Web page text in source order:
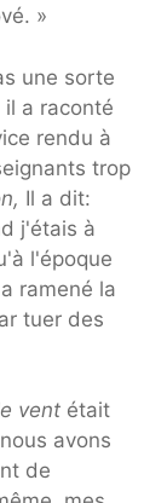
»
une sorte
il a raconté
rendu à
trop
Il a dit:
j'étais à
l'époque
ramené la
tuer des
vent était
avons
de